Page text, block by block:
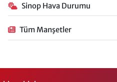
Sinop Hava Durumu
Tüm Manşetler